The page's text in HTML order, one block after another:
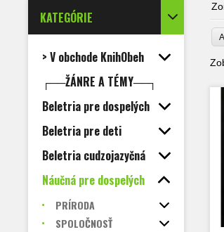
KATEGÓRIE
> V obchode KnihObeh
┌──ŽÁNRE A TÉMY──┐
Beletria pre dospelých
Beletria pre deti
Beletria cudzojazyčná
Náučná pre dospelých
PRÍRODA
SPOLOČNOSŤ